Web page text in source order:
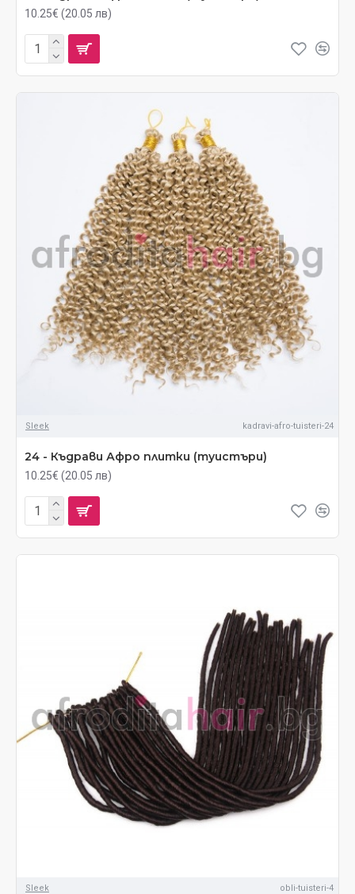
10.25€ (20.05 лв)
Sleek kadravi-afro-tuisteri-24
24 - Къдрави Афро плитки (туистъри)
10.25€ (20.05 лв)
Sleek obli-tuisteri-4